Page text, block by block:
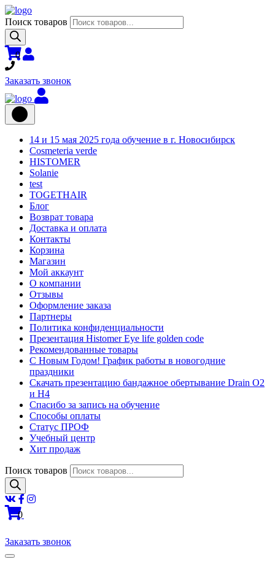
Поиск товаров
0
Заказать звонок
14 и 15 мая 2025 года обучение в г. Новосибирск
Cosmeteria verde
HISTOMER
Solanie
test
TOGETHAIR
Блог
Возврат товара
Доставка и оплата
Контакты
Корзина
Магазин
Мой аккаунт
О компании
Отзывы
Оформление заказа
Партнеры
Политика конфиденциальности
Презентация Histomer Eye life golden code
Рекомендованные товары
С Новым Годом! График работы в новогодние
праздники
Скачать презентацию бандажное обертывание Drain O2
и H4
Спасибо за запись на обучение
Способы оплаты
Статус ПРОФ
Учебный центр
Хит продаж
Поиск товаров
0
Заказать звонок